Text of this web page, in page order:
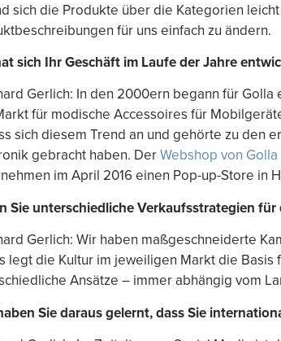
sich die Produkte über die Kategorien
für uns einfach zu ändern.
sich Ihr Geschäft im Laufe der Jahre
Gerlich: In den 2000ern begann für
für modische Accessoires für
sich diesem Trend an und gehörte zu den
gebracht haben. DerWebshop von Golla
im April 2016 einen Pop-up-Store in
Sie unterschiedliche Verkaufsstrategien
Gerlich: Wir haben maßgeschneiderte
legt die Kultur im jeweiligen Markt die
Ansätze – immer abhängig vom
Sie daraus gelernt, dass Sie